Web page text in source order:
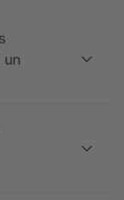
un